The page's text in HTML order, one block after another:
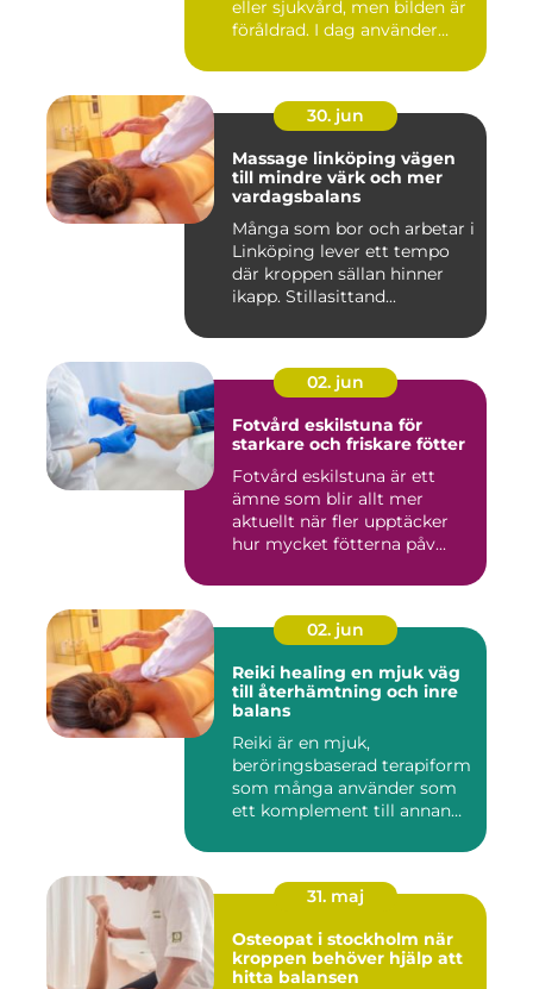
eller sjukvård, men bilden är
föråldrad. I dag använder
30. jun
Massage linköping vägen
till mindre värk och mer
vardagsbalans
Många som bor och arbetar i
Linköping lever ett tempo
där kroppen sällan hinner
ikapp. Stillasittand...
02. jun
Fotvård eskilstuna för
starkare och friskare fötter
Fotvård eskilstuna är ett
ämne som blir allt mer
aktuellt när fler upptäcker
hur mycket fötterna påv...
02. jun
Reiki healing en mjuk väg
till återhämtning och inre
balans
Reiki är en mjuk,
beröringsbaserad terapiform
som många använder som
ett komplement till annan
31. maj
Osteopat i stockholm när
kroppen behöver hjälp att
hitta balansen